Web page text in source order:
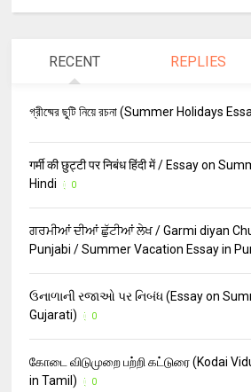
RECENT REPLIES
গ্রীষ্মের ছুটি নিয়ে রচনা (Summer Holidays
गर्मी की छुट्टी पर निबंध हिंदी में / Essay on
Hindi
0
ਗਰਮੀਆਂ ਦੀਆਂ ਛੁੱਟੀਆਂ ਲੇਖ / Garmi diyan
Punjabi / Summer Vacation Essay in
ઉનાળાની રજાઓ પર નિબંધ (Essay on
Gujarati)
0
கோடை விடுமுறை பற்றி கட்டுரை (Kodai
in Tamil)
0